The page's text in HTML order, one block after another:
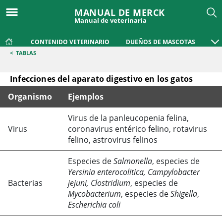
MANUAL DE MERCK
Manual de veterinaria
CONTENIDO VETERINARIO DUEÑOS DE MASCOTAS
< TABLAS
Infecciones del aparato digestivo en los gatos
Infecciones del aparato digestivo en los gatos
Organismo Ejemplos
Virus
Virus de la panleucopenia felina,
coronavirus entérico felino, rotavirus
felino, astrovirus felinos
Bacterias
Especies deSalmonella, especies de
Yersinia enterocolitica, Campylobacter
jejuni, Clostridium, especies de
Mycobacterium, especies deShigella,
Escherichia coli